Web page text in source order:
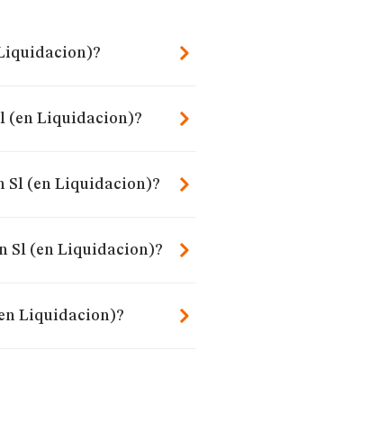
(en Liquidacion)?
Sl (en Liquidacion)?
Sl (en Liquidacion)?
Liquidacion)?